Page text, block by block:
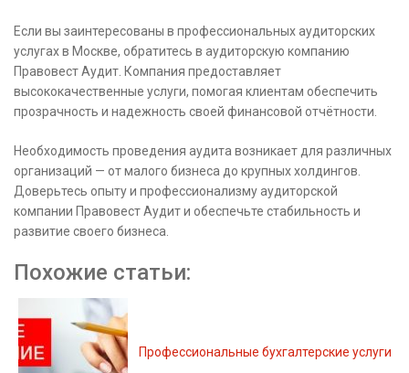
Если вы заинтересованы в профессиональных аудиторских
услугах в Москве, обратитесь в аудиторскую компанию
Правовест Аудит. Компания предоставляет
высококачественные услуги, помогая клиентам обеспечить
прозрачность и надежность своей финансовой отчётности.
Необходимость проведения аудита возникает для различных
организаций — от малого бизнеса до крупных холдингов.
Доверьтесь опыту и профессионализму аудиторской
компании Правовест Аудит и обеспечьте стабильность и
развитие своего бизнеса.
Похожие статьи:
Профессиональные бухгалтерские услуги